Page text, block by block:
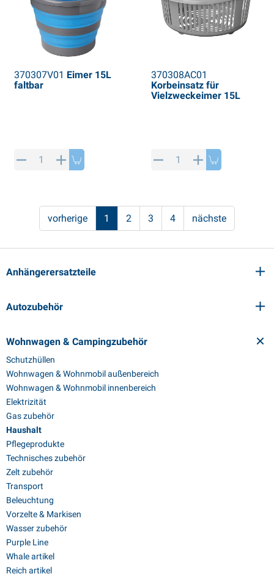
Anhängerersatzteile
Autozubehör
Wohnwagen & Campingzubehör
Schutzhüllen
Wohnwagen & Wohnmobil außenbereich
Wohnwagen & Wohnmobil innenbereich
Elektrizität
Gas zubehör
Haushalt
Pflegeprodukte
Technisches zubehör
Zelt zubehör
Transport
Beleuchtung
Vorzelte & Markisen
Wasser zubehör
Purple Line
Whale artikel
Reich artikel
370307V01 Eimer 15L
faltbar
370308AC01
Korbeinsatz für
Vielzweckeimer 15L
vorherige 1 2 3 4 nächste